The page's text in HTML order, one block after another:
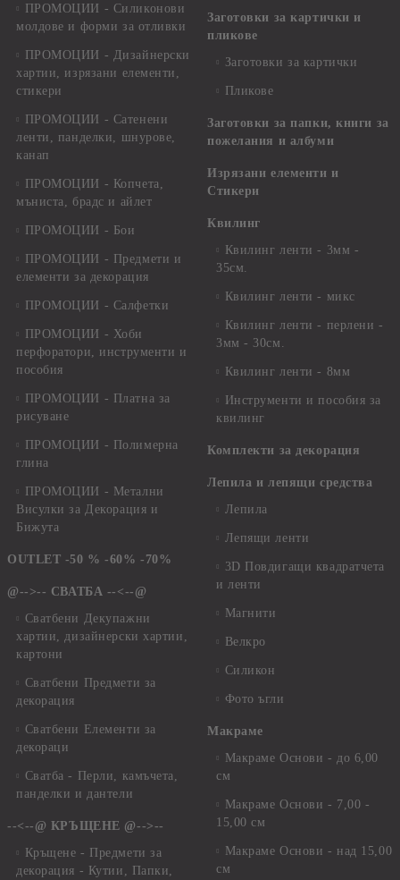
ПРОМОЦИИ - Силиконови
молдове и форми за отливки
ПРОМОЦИИ - Дизайнерски
хартии, изрязани елементи,
стикери
ПРОМОЦИИ - Сатенени
ленти, панделки, шнурове,
канап
ПРОМОЦИИ - Копчета,
мъниста, брадс и айлет
ПРОМОЦИИ - Бои
ПРОМОЦИИ - Предмети и
елементи за декорация
ПРОМОЦИИ - Салфетки
ПРОМОЦИИ - Хоби
перфоратори, инструменти и
пособия
ПРОМОЦИИ - Платна за
рисуване
ПРОМОЦИИ - Полимерна
глина
ПРОМОЦИИ - Метални
Висулки за Декорация и
Бижута
OUTLET -50 % -60% -70%
@-->-- СВАТБА --<--@
Сватбени Декупажни
хартии, дизайнерски хартии,
картони
Сватбени Предмети за
декорация
Сватбени Елементи за
декораци
Сватба - Перли, камъчета,
панделки и дантели
--<--@ КРЪЩЕНЕ @-->--
Кръщене - Предмети за
декорация - Кутии, Папки,
Заготовки за картички и
пликове
Заготовки за картички
Пликове
Заготовки за папки, книги за
пожелания и албуми
Изрязани елементи и
Стикери
Квилинг
Квилинг ленти - 3мм -
35см.
Квилинг ленти - микс
Квилинг ленти - перлени -
3мм - 30см.
Квилинг ленти - 8мм
Инструменти и пособия за
квилинг
Комплекти за декорация
Лепила и лепящи средства
Лепила
Лепящи ленти
3D Повдигащи квадратчета
и ленти
Магнити
Велкро
Силикон
Фото ъгли
Макраме
Макраме Основи - до 6,00
см
Макраме Основи - 7,00 -
15,00 см
Макраме Основи - над 15,00
см